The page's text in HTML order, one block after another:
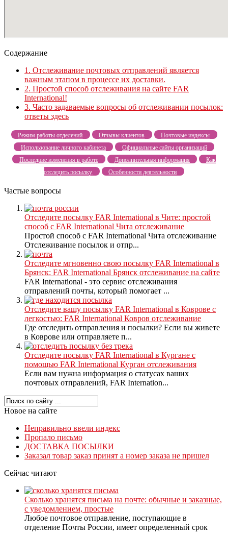
Содержание
1. Отслеживание почтовых отправлений является
важным этапом в процессе их доставки.
2. Простой способ отслеживания на сайте FAR
International!
3. Часто задаваемые вопросы об отслеживании посылок:
ответы здесь
Режим работы отделений Отзывы клиентов
Почтовые индексы
Использование личного кабинета
Официальные сайты организаций
Последние изменения в работе
Дополнительная информация
Как
отследить посылку
Особенности деятельности
Частые вопросы
Отследите посылку FAR International в Чите: простой
способ с FAR International Чита отслеживание
Простой способ с FAR International Чита отслеживание
Отслеживание посылок и отпр...
Отследите мгновенно свою посылку FAR International в
Брянск: FAR International Брянск отслеживание на сайте
FAR International - это сервис отслеживания
отправлений почты, который помогает ...
Отследите вашу посылку FAR International в Коврове с
легкостью: FAR International Ковров отслеживание
Где отследить отправления и посылки? Если вы живете
в Коврове или отправляете п...
Отследите посылку FAR International в Кургане с
помощью FAR International Курган отслеживания
Если вам нужна информация о статусах ваших
почтовых отправлений, FAR Internation...
Новое на сайте
Неправильно ввели индекс
Пропало письмо
ДОСТАВКА ПОСЫЛКИ
Заказал товар заказ принят а номер заказа не пришел
Сейчас читают
Сколько хранятся письма на почте: обычные и заказные,
с уведомлением, простые
Любое почтовое отправление, поступающие в
отделение Почты России, имеет определенный срок